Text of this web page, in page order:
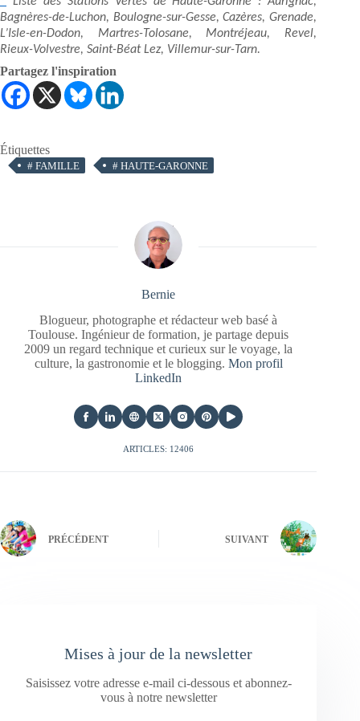
Bagnères-de-Luchon, Boulogne-sur-Gesse, Cazères, Grenade,
L’Isle-en-Dodon, Martres-Tolosane, Montréjeau, Revel,
Rieux-Volvestre, Saint-Béat Lez, Villemur-sur-Tarn.
Partagez l'inspiration
Étiquettes
# FAMILLE # HAUTE-GARONNE
Bernie
Blogueur, photographe et rédacteur web basé à
Toulouse. Ingénieur de formation, je partage depuis
2009 un regard technique et curieux sur le voyage, la
culture, la gastronomie et le blogging. Mon profil
LinkedIn
ARTICLES: 12406
PRÉCÉDENT SUIVANT
Mises à jour de la newsletter
Saisissez votre adresse e-mail ci-dessous et abonnez-
vous à notre newsletter